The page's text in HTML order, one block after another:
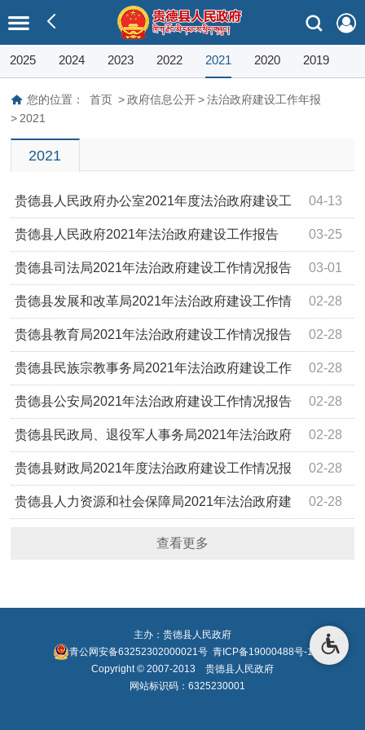
2025 2024 2023 2022 2021 2020 2019
您的位置： 首页 > 政府信息公开 > 法治政府建设工作年报
> 2021
2021
04-13
贵德县人民政府办公室2021年度法治政府建设工
作报告 03-25
​贵德县人民政府2021年法治政府建设工作报告
03-01
贵德县司法局2021年法治政府建设工作情况报告
02-28
贵德县发展和改革局2021年法治政府建设工作情
况报告 02-28
贵德县教育局2021年法治政府建设工作情况报告
02-28
贵德县民族宗教事务局2021年法治政府建设工作
情况报告 02-28
贵德县公安局2021年法治政府建设工作情况报告
02-28
贵德县民政局、退役军人事务局2021年法治政府
建设工作情况报告 02-28
贵德县财政局2021年度法治政府建设工作情况报
告 02-28
贵德县人力资源和社会保障局2021年法治政府建
查看更多
主办：贵德县人民政府
青公网安备63252302000021号 青ICP备19000488号-1
Copyright © 2007-2013 贵德县人民政府
网站标识码：6325230001